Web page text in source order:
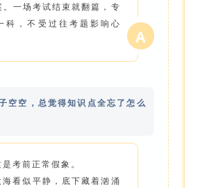
。一场考试结束就翻篇，专
科，不受过往考题影响心
A
空空，总觉得知识点全忘了怎么
考前正常假象。
海看似平静，底下藏着汹涌